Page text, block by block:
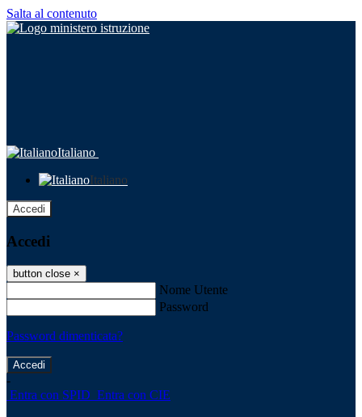
Salta al contenuto
Italiano
Italiano
Accedi
Accedi
button close ×
Nome Utente
Password
Password dimenticata?
-
Entra con SPID Entra con CIE